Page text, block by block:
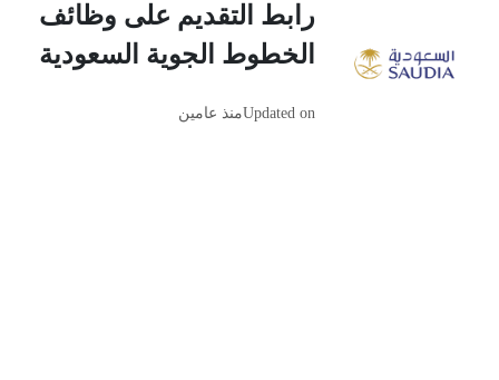
رابط التقديم على وظائف
الخطوط الجوية السعودية
Updated onمنذ عامين